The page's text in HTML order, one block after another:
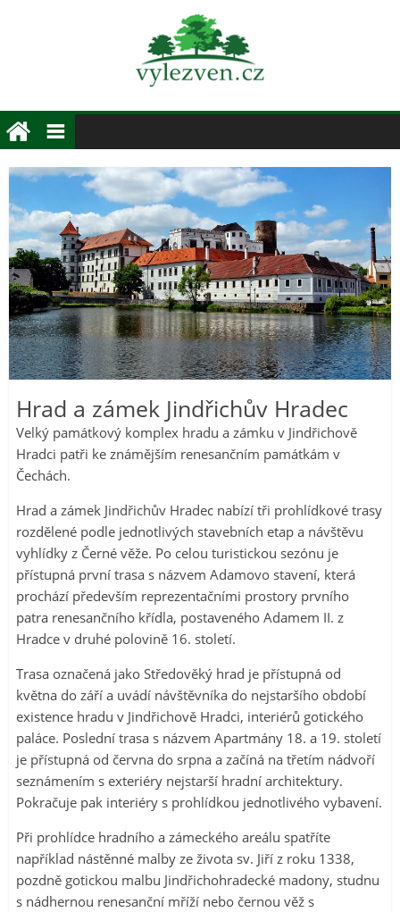
Hrad a zámek Jindřichův Hradec
Velký památkový komplex hradu a zámku v Jindřichově
Hradci patři ke známějším renesančním památkám v
Čechách.
Hrad a zámek Jindřichův Hradec nabízí tři prohlídkové trasy
rozdělené podle jednotlivých stavebních etap a návštěvu
vyhlídky z Černé věže. Po celou turistickou sezónu je
přístupná první trasa s názvem Adamovo stavení, která
prochází především reprezentačními prostory prvního
patra renesančního křídla, postaveného Adamem II. z
Hradce v druhé polovině 16. století.
Trasa označená jako Středověký hrad je přístupná od
května do září a uvádí návštěvníka do nejstaršího období
existence hradu v Jindřichově Hradci, interiérů gotického
paláce. Poslední trasa s názvem Apartmány 18. a 19. století
je přístupná od června do srpna a začíná na třetím nádvoří
seznámením s exteriéry nejstarší hradní architektury.
Pokračuje pak interiéry s prohlídkou jednotlivého vybavení.
Při prohlídce hradního a zámeckého areálu spatříte
například nástěnné malby ze života sv. Jiří z roku 1338,
pozdně gotickou malbu Jindřichohradecké madony, studnu
s nádhernou renesanční mříží nebo černou věž s